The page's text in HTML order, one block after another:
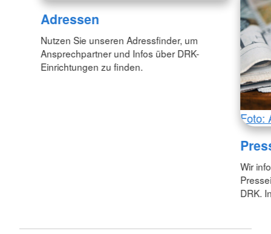
Adressen
Nutzen Sie unseren Adressfinder, um
Ansprechpartner und Infos über DRK-
Einrichtungen zu finden.
Foto:
Wir
DRK.